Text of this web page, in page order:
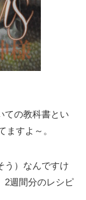
ての教科書とい
ますよ～。
う）なんですけ
2週間分のレシピ